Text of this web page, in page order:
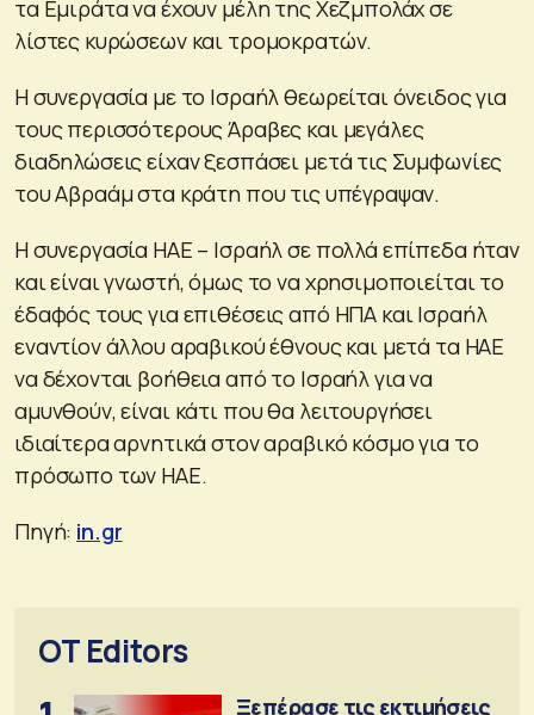
τα Εμιράτα να έχουν μέλη της Χεζμπολάχ σε
λίστες κυρώσεων και τρομοκρατών.
Η συνεργασία με το Ισραήλ θεωρείται όνειδος για
τους περισσότερους Άραβες και μεγάλες
διαδηλώσεις είχαν ξεσπάσει μετά τις Συμφωνίες
του Αβραάμ στα κράτη που τις υπέγραψαν.
Η συνεργασία ΗΑΕ – Ισραήλ σε πολλά επίπεδα ήταν
και είναι γνωστή, όμως το να χρησιμοποιείται το
έδαφός τους για επιθέσεις από ΗΠΑ και Ισραήλ
εναντίον άλλου αραβικού έθνους και μετά τα ΗΑΕ
να δέχονται βοήθεια από το Ισραήλ για να
αμυνθούν, είναι κάτι που θα λειτουργήσει
ιδιαίτερα αρνητικά στον αραβικό κόσμο για το
πρόσωπο των ΗΑΕ.
Πηγή: in.gr
OT Editors
Ξεπέρασε τις εκτιμήσεις